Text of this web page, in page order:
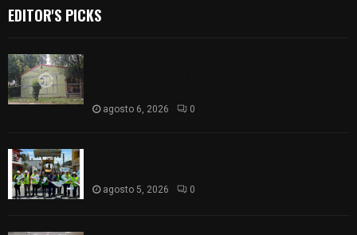
EDITOR'S PICKS
agosto 6, 2026 0
agosto 5, 2026 0